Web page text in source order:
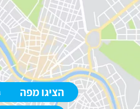
הציגו מפה